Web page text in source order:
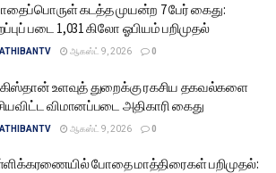
கடத்த முயன்ற 7 பேர் கைது:
படை 1,031 கிலோ ஓபியம் பறிமுதல்
ATHIBANTV ஆகஸ்ட் 9, 2026 0
உளவுத் துறைக்கு ரகசிய தகவல்களை
விமானப்படை அதிகாரி கைது
ATHIBANTV ஆகஸ்ட் 9, 2026 0
போதை மாத்திரைகள் பறிமுதல்: